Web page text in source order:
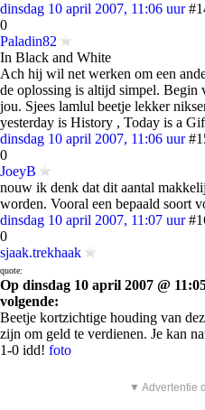
dinsdag 10 april 2007, 11:06 uur
0
Paladin82
In Black and White
Ach hij wil net werken om een
de oplossing is altijd simpel.
jou. Sjees lamlul beetje lekker
yesterday is History , Today is a
dinsdag 10 april 2007, 11:06 uur
0
JoeyB
nouw ik denk dat dit aantal
worden. Vooral een bepaald soort
dinsdag 10 april 2007, 11:07 uur
0
sjaak.trekhaak
quote:
Op dinsdag 10 april 2007 @
volgende:
Beetje kortzichtige houding van
zijn om geld te verdienen. Je kan
1-0 idd! foto
▼ Advertentie